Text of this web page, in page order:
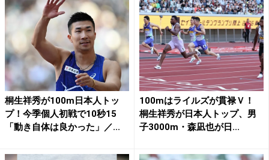
桐生祥秀が100m日本人トッ
プ！今季個人初戦で10秒15
「動き自体は良かった」／...
100mはライルズが貫禄Ｖ！
桐生祥秀が日本人トップ、男
子3000m・森凪也が日...